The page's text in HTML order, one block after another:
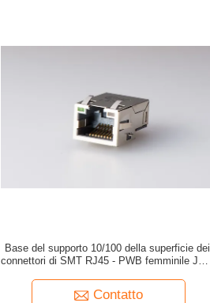
Base del supporto 10/100 della superficie dei
connettori di SMT RJ45 - PWB femminile Jack
Contatto